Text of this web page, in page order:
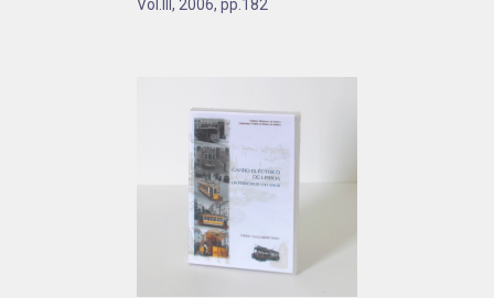
Vol.III, 2006, pp.182